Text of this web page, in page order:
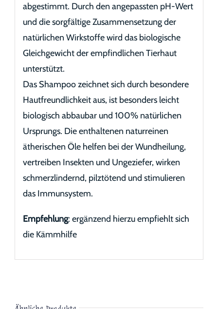
abgestimmt. Durch den angepassten pH-Wert
und die sorgfältige Zusammensetzung der
natürlichen Wirkstoffe wird das biologische
Gleichgewicht der empfindlichen Tierhaut
unterstützt.
Das Shampoo zeichnet sich durch besondere
Hautfreundlichkeit aus, ist besonders leicht
biologisch abbaubar und 100% natürlichen
Ursprungs. Die enthaltenen naturreinen
ätherischen Öle helfen bei der Wundheilung,
vertreiben Insekten und Ungeziefer, wirken
schmerzlindernd, pilztötend und stimulieren
das Immunsystem.
Empfehlung: ergänzend hierzu empfiehlt sich
die Kämmhilfe